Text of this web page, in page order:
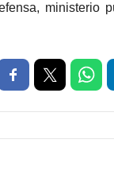
ministerio